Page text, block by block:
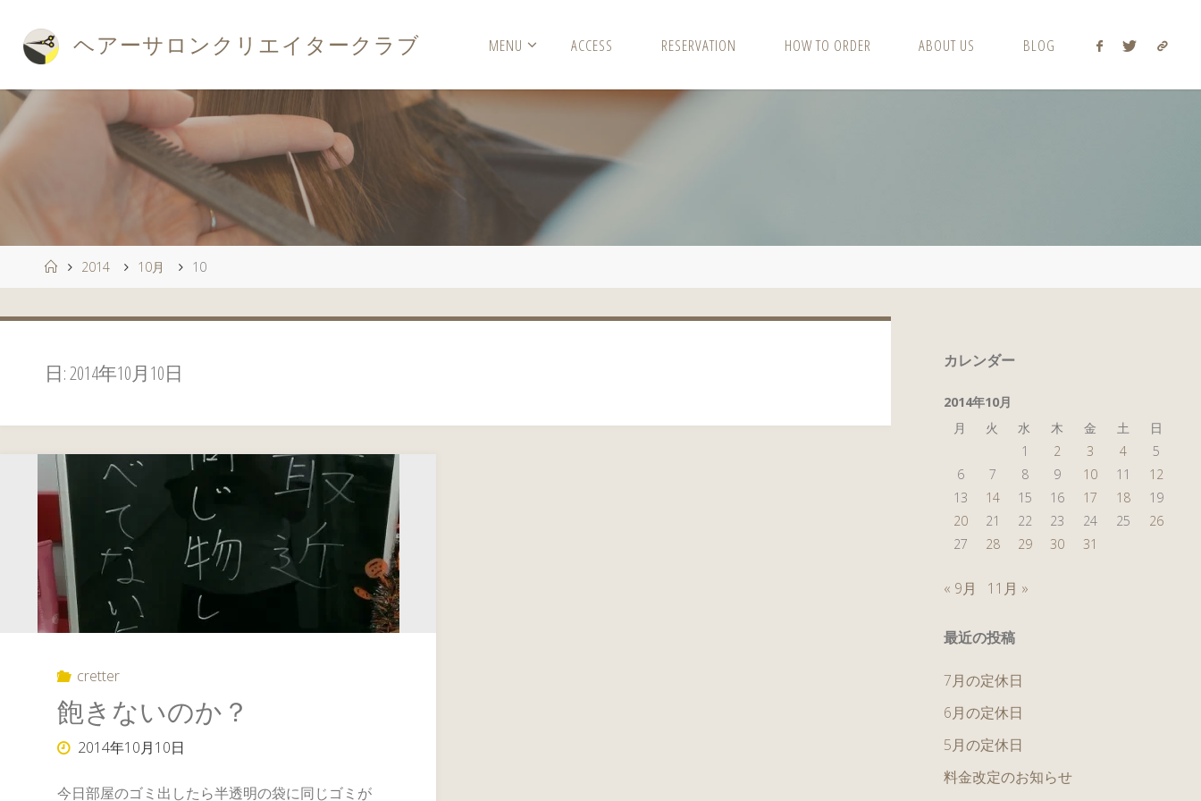
ン
へ
ス
ヘアーサ ロ ンク リ エイ タ ーク ラ ブ MENU ACCESS RESERVATION HOW TO ORDER ABOUT US BLOG
ホ
ー
2014 10月 10
日:2014年10月10日
cretter
飽きないのか？
2014年10月10日
今日部屋のゴミ出したら半透明の袋に同じゴミが
カレンダー
2014年10月
月
火 水 木 金 土
日
1
2 3 4
5
6
7 8 9 10 11
12
13
14 15 16 17 18
19
20
21 22 23 24 25
26
27
28 29 30 31
« 9月 11月 »
最近の投稿
7月の定休日
6月の定休日
5月の定休日
料金改定のお知らせ